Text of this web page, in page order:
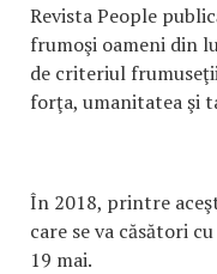
Revista People
frumoşi oameni din
de criteriul
forţa, umanitatea şi
În 2018, printre
care se va căsători
19 mai.